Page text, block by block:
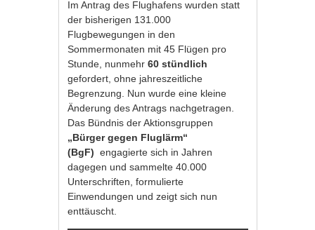
Im Antrag des Flughafens wurden statt
der bisherigen 131.000
Flugbewegungen in den
Sommermonaten mit 45 Flügen pro
Stunde, nunmehr60 stündlich
gefordert, ohne jahreszeitliche
Begrenzung. Nun wurde eine kleine
Änderung des Antrags nachgetragen.
Das Bündnis der Aktionsgruppen
„Bürger gegen Fluglärm“
(BgF) engagierte sich in Jahren
dagegen und sammelte 40.000
Unterschriften, formulierte
Einwendungen und zeigt sich nun
enttäuscht.